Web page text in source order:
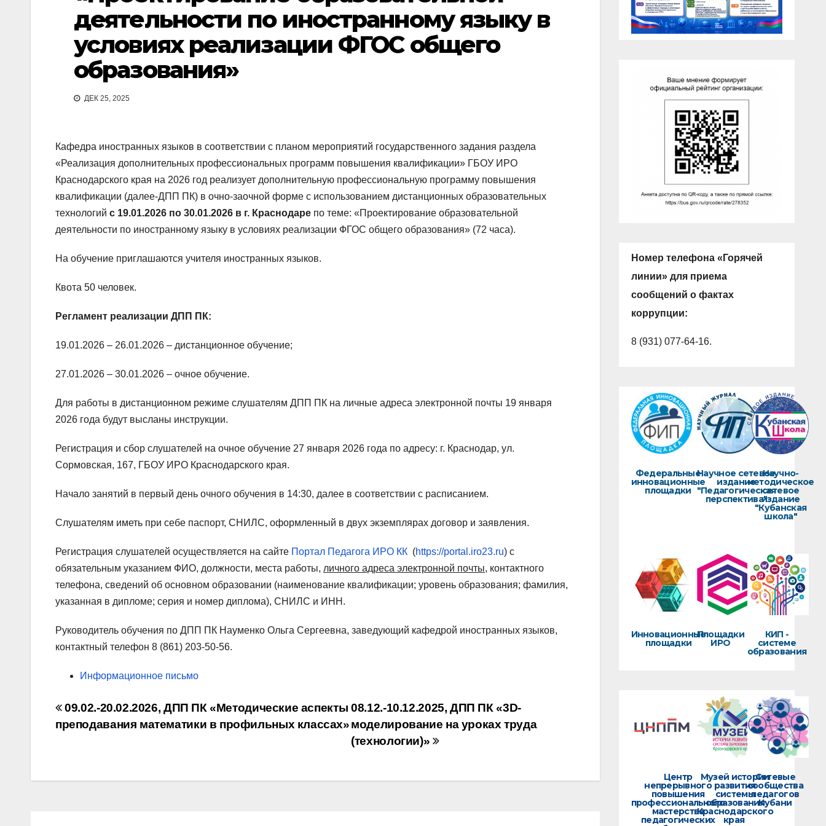
деятельности по иностранному языку в
условиях реализации ФГОС общего
образования»
ДЕК 25, 2025
Кафедра иностранных языков в соответствии с планом мероприятий государственного задания раздела
«Реализация дополнительных профессиональных программ повышения квалификации» ГБОУ ИРО
Краснодарского края на 2026 год реализует дополнительную профессиональную программу повышения
квалификации (далее-ДПП ПК) в очно-заочной форме с использованием дистанционных образовательных
технологий с 19.01.2026 по 30.01.2026 в г. Краснодаре по теме: «Проектирование образовательной
деятельности по иностранному языку в условиях реализации ФГОС общего образования» (72 часа).
На обучение приглашаются учителя иностранных языков.
Квота 50 человек.
Регламент реализации ДПП ПК:
19.01.2026 – 26.01.2026 – дистанционное обучение;
27.01.2026 – 30.01.2026 – очное обучение.
Для работы в дистанционном режиме слушателям ДПП ПК на личные адреса электронной почты 19 января
2026 года будут высланы инструкции.
Регистрация и сбор слушателей на очное обучение 27 января 2026 года по адресу: г. Краснодар, ул.
Сормовская, 167, ГБОУ ИРО Краснодарского края.
Начало занятий в первый день очного обучения в 14:30, далее в соответствии с расписанием.
Слушателям иметь при себе паспорт, СНИЛС, оформленный в двух экземплярах договор и заявления.
Регистрация слушателей осуществляется на сайте Портал Педагога ИРО КК (https://portal.iro23.ru) с
обязательным указанием ФИО, должности, места работы, личного адреса электронной почты, контактного
телефона, сведений об основном образовании (наименование квалификации; уровень образования; фамилия,
указанная в дипломе; серия и номер диплома), СНИЛС и ИНН.
Руководитель обучения по ДПП ПК Науменко Ольга Сергеевна, заведующий кафедрой иностранных языков,
контактный телефон 8 (861) 203-50-56.
Информационное письмо
Навигация
по
08.12.-10.12.2025, ДПП ПК «3D-
моделирование на уроках труда
(технологии)»
09.02.-20.02.2026, ДПП ПК «Методические аспекты
преподавания математики в профильных классах»
Номер телефона «Горячей
линии» для приема
сообщений о фактах
коррупции:
8 (931) 077-64-16.
Федеральные
инновационные
площадки
Научное сетевое
издание
"Педагогическая
перспектива"
Научно-
методическое
сетевое
издание
"Кубанская
школа"
Инновационные
площадки
Площадки
ИРО
КИП -
системе
образования
Центр
непрерывного
повышения
профессионального
мастерства
педагогических
Музей истории
развития
системы
образования
Краснодарского
края
Сетевые
сообщества
педагогов
Кубани